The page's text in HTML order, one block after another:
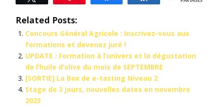
Related Posts:
Concours Général Agricole : Inscrivez-vous aux
formations et devenez juré !
UPDATE : Formation à l’univers et la dégustation
de l’huile d’olive du mois de SEPTEMBRE
[SORTIE] La Box de e-tasting Niveau 2
Stage de 3 jours, nouvelles dates en novembre
2023